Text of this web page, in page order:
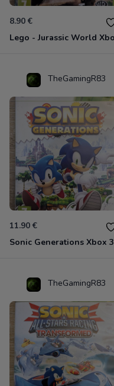
8.90 €
TheGamingR83
11.90 €
TheGamingR83